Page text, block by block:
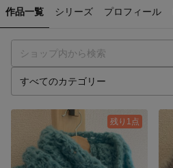
作品一覧 シリーズ プロフィール
残り1点